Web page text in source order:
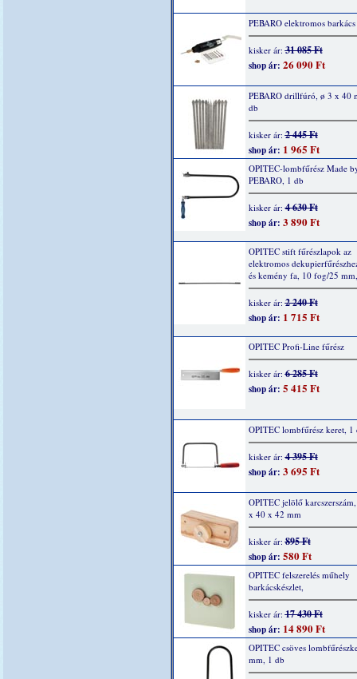
PEBARO elektromos
kisker ár:31 085 Ft
shop ár: 26 090 Ft
PEBARO drillfúró, ø 3 x 40
db
kisker ár:2 445 Ft
shop ár: 1 965 Ft
OPITEC-lombfűrész Made
PEBARO, 1 db
kisker ár:4 630 Ft
shop ár: 3 890 Ft
OPITEC stift fűrészlapok az
elektromos
és kemény fa, 10 fog/25
kisker ár:2 240 Ft
shop ár: 1 715 Ft
OPITEC Profi-Line fűrész
kisker ár:6 285 Ft
shop ár: 5 415 Ft
OPITEC lombfűrész keret, 1
kisker ár:4 395 Ft
shop ár: 3 695 Ft
OPITEC jelölő
x 40 x 42 mm
kisker ár:895 Ft
shop ár: 580 Ft
OPITEC felszerelés műhely
barkácskészlet,
kisker ár:17 430 Ft
shop ár: 14 890 Ft
OPITEC csöves
mm, 1 db